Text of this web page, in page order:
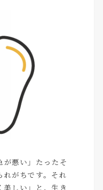
が悪い」たったそ
れがちです。それ
しい」と、生き